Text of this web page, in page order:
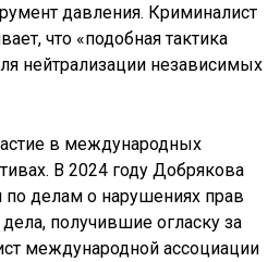
давления. Криминалист
что «подобная тактика
нейтрализации независимых
в международных
В 2024 году Добрякова
делам о нарушениях прав
получившие огласку за
международной ассоциации